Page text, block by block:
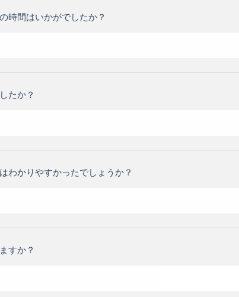
時間はいかがでしたか？
たか？
わかりやすかったでしょうか？
すか？